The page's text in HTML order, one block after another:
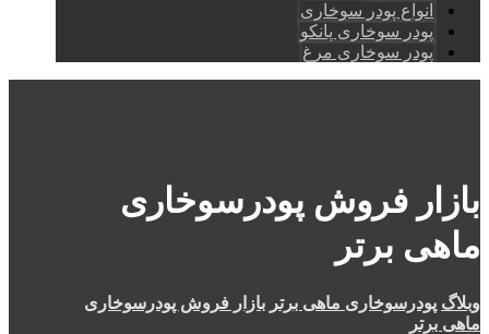
انواع پودر سوخاری
پودر سوخاری پانکو
پودر سوخاری مرغ
بازار فروش پودرسوخاری
ماهی برتر
وبلاگ پودرسوخاری ماهی برتر بازار فروش پودرسوخاری
ماهی برتر